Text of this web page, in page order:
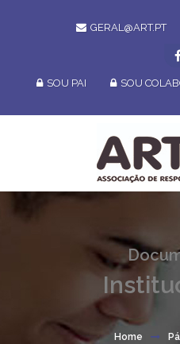
GERAL@ART.PT
SOU PAI SOU
Home